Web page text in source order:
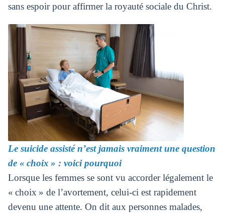
sans espoir pour affirmer la royauté sociale du Christ.
Le suicide assisté n’est jamais vraiment une question
de « choix » : voici pourquoi
Lorsque les femmes se sont vu accorder légalement le
« choix » de l’avortement, celui-ci est rapidement
devenu une attente. On dit aux personnes malades,